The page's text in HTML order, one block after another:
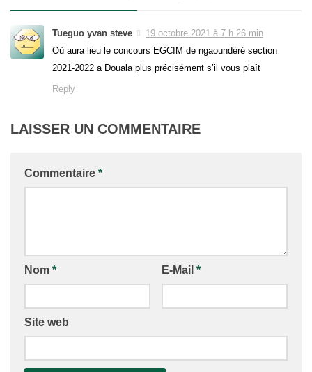
Tueguo yvan steve
19 octobre 2021 à 7 h 26 min
Où aura lieu le concours EGCIM de ngaoundéré section
2021-2022 a Douala plus précisément s’il vous plaît
Reply
LAISSER UN COMMENTAIRE
Commentaire *
Nom * E-Mail *
Site web